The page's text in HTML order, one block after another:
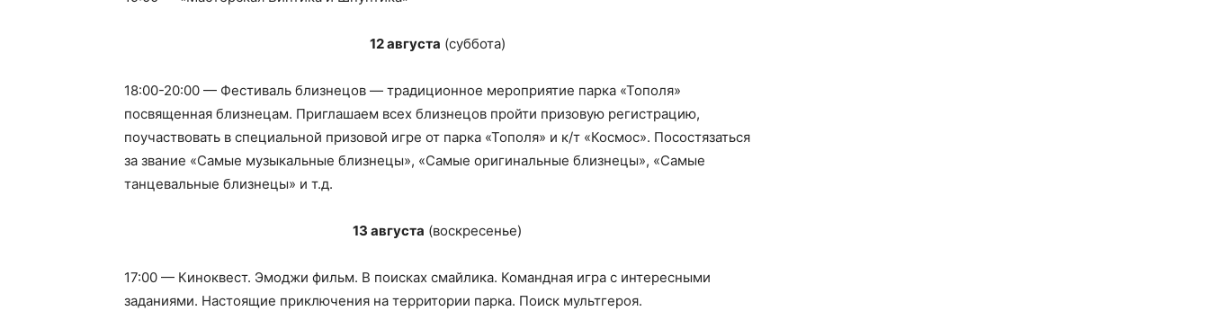
12 августа (суббота)
18:00-20:00 — Фестиваль близнецов — традиционное мероприятие парка «Тополя»
посвященная близнецам. Приглашаем всех близнецов пройти призовую регистрацию,
поучаствовать в специальной призовой игре от парка «Тополя» и к/т «Космос». Посостязаться
за звание «Самые музыкальные близнецы», «Самые оригинальные близнецы», «Самые
танцевальные близнецы» и т.д.
13 августа (воскресенье)
17:00 — Киноквест. Эмоджи фильм. В поисках смайлика. Командная игра с интересными
заданиями. Настоящие приключения на территории парка. Поиск мультгероя.